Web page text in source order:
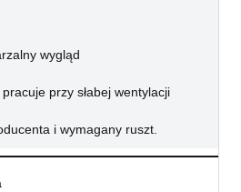
wygląd
przy słabej wentylacji
i wymagany ruszt.